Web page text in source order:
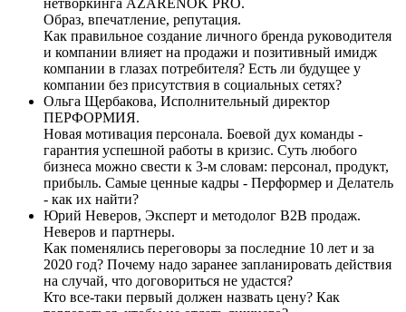
Образ, впечатление, репутация.
Как правильное создание личного бренда руководителя
и компании влияет на продажи и позитивный имидж
компании в глазах потребителя? Есть ли будущее у
компании без присутствия в социальных сетях?
Ольга Щербакова, Исполнительный директор
ПЕРФОРМИЯ.
Новая мотивация персонала. Боевой дух команды -
гарантия успешной работы в кризис. Суть любого
бизнеса можно свести к 3-м словам: персонал, продукт,
прибыль. Cамые ценные кадры - Перформер и Делатель
- как их найти?
Юрий Неверов, Эксперт и методолог B2B продаж.
Неверов и партнеры.
Как поменялись переговоры за последние 10 лет и за
2020 год? Почему надо заранее запланировать действия
на случай, что договориться не удастся?
Кто все-таки первый должен назвать цену? Как